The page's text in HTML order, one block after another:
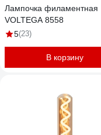
Лампочка филаментная
VOLTEGA 8558
5(23)
В корзину